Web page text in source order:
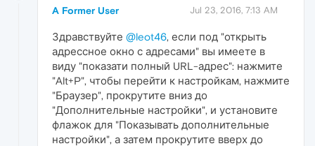
A Former User Jul 23, 2016, 7:13 AM
Здравствуйте @leot46, если под "открыть
адрессное окно с адресами" вы имеете в
виду "показати полный URL-адрес": нажмите
"Alt+P", чтобы перейти к настройкам, нажмите
"Браузер", прокрутите вниз до
"Дополнительные настройки", и установите
флажок для "Показывать дополнительные
настройки", а затем прокрутите вверх до